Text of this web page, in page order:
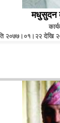
मधुसुदन
२०७७।०१।२२